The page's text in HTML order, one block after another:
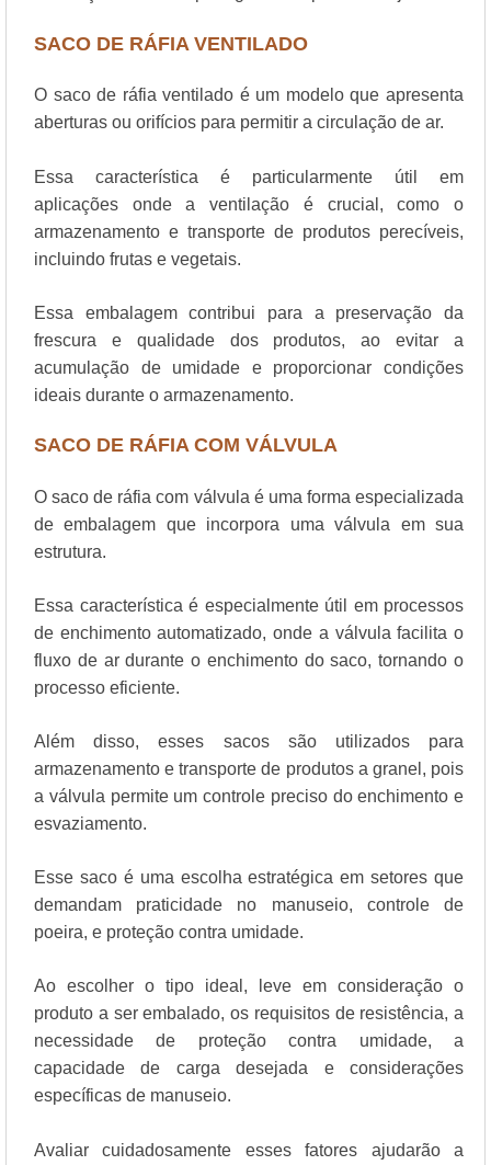
SACO DE RÁFIA VENTILADO
O saco de ráfia ventilado é um modelo que apresenta
aberturas ou orifícios para permitir a circulação de ar.
Essa característica é particularmente útil em
aplicações onde a ventilação é crucial, como o
armazenamento e transporte de produtos perecíveis,
incluindo frutas e vegetais.
Essa embalagem contribui para a preservação da
frescura e qualidade dos produtos, ao evitar a
acumulação de umidade e proporcionar condições
ideais durante o armazenamento.
SACO DE RÁFIA COM VÁLVULA
O saco de ráfia com válvula é uma forma especializada
de embalagem que incorpora uma válvula em sua
estrutura.
Essa característica é especialmente útil em processos
de enchimento automatizado, onde a válvula facilita o
fluxo de ar durante o enchimento do saco, tornando o
processo eficiente.
Além disso, esses sacos são utilizados para
armazenamento e transporte de produtos a granel, pois
a válvula permite um controle preciso do enchimento e
esvaziamento.
Esse saco é uma escolha estratégica em setores que
demandam praticidade no manuseio, controle de
poeira, e proteção contra umidade.
Ao escolher o tipo ideal, leve em consideração o
produto a ser embalado, os requisitos de resistência, a
necessidade de proteção contra umidade, a
capacidade de carga desejada e considerações
específicas de manuseio.
Avaliar cuidadosamente esses fatores ajudarão a